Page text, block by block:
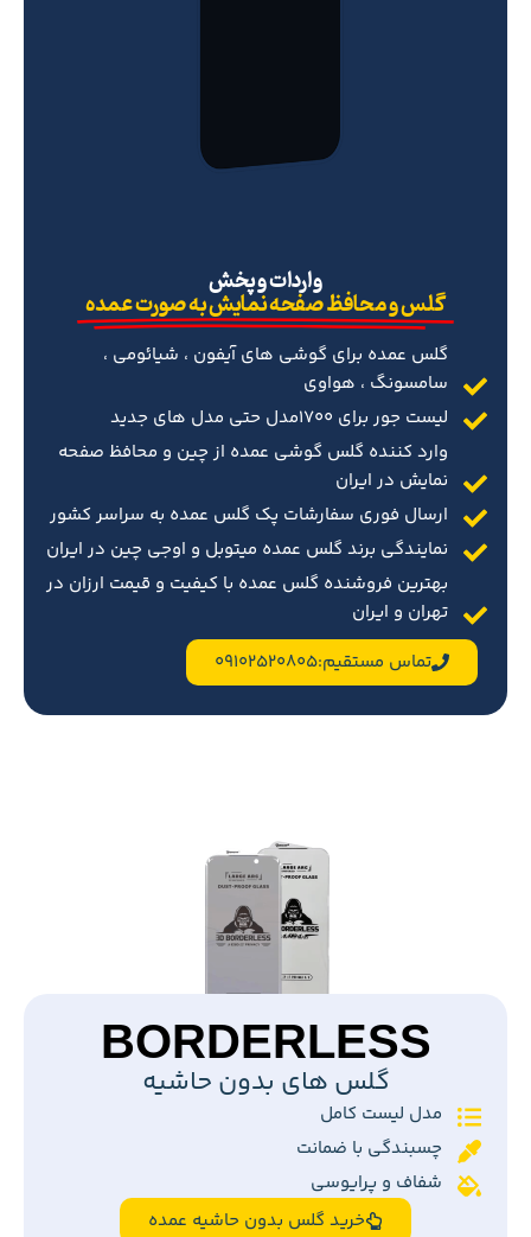
‌واردات و پخش
گلس و محافظ صفحه نمایش به صورت عمده
گلس عمده برای گوشی های آیفون ، شیائومی ،
سامسونگ ، هواوی
لیست جور برای 1700مدل حتی مدل های جدید
وارد کننده گلس گوشی عمده از چین و محافظ صفحه
نمایش در ایران
ارسال فوری سفارشات پک گلس عمده به سراسر کشور
نمایندگی برند گلس عمده میتوبل و اوجی چین در ایران
بهترین فروشنده گلس عمده با کیفیت و قیمت ارزان در
تهران و ایران
تماس مستقیم:09102520805
BORDERLESS
گلس های بدون حاشیه
مدل لیست کامل
چسبندگی با ضمانت
شفاف و پرایوسی
خرید گلس بدون حاشیه عمده